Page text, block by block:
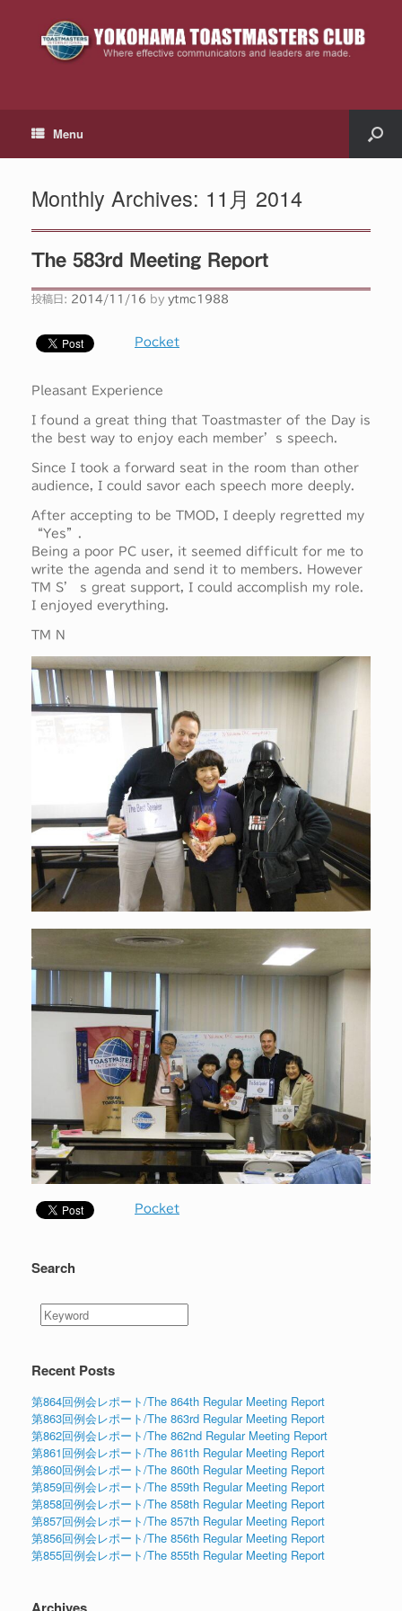
Menu
Monthly Archives: 11月 2014
The 583rd Meeting Report
投稿日: 2014/11/16 by ytmc1988
Pocket
Pleasant Experience
I found a great thing that Toastmaster of the Day is
the best way to enjoy each member’s speech.
Since I took a forward seat in the room than other
audience, I could savor each speech more deeply.
After accepting to be TMOD, I deeply regretted my
“Yes”.
Being a poor PC user, it seemed difficult for me to
write the agenda and send it to members. However
TM S’ s great support, I could accomplish my role.
I enjoyed everything.
TM N
Pocket
Search
Recent Posts
第864回例会レポート/The 864th Regular Meeting Report
第863回例会レポート/The 863rd Regular Meeting Report
第862回例会レポート/The 862nd Regular Meeting Report
第861回例会レポート/The 861th Regular Meeting Report
第860回例会レポート/The 860th Regular Meeting Report
第859回例会レポート/The 859th Regular Meeting Report
第858回例会レポート/The 858th Regular Meeting Report
第857回例会レポート/The 857th Regular Meeting Report
第856回例会レポート/The 856th Regular Meeting Report
第855回例会レポート/The 855th Regular Meeting Report